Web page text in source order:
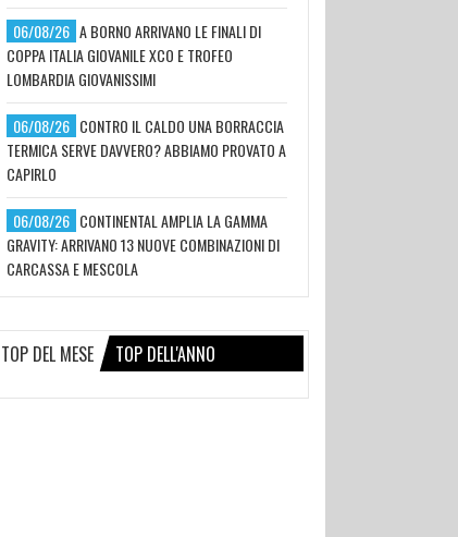
06/08/26 A BORNO ARRIVANO LE FINALI DI
COPPA ITALIA GIOVANILE XCO E TROFEO
LOMBARDIA GIOVANISSIMI
06/08/26 CONTRO IL CALDO UNA BORRACCIA
TERMICA SERVE DAVVERO? ABBIAMO PROVATO A
CAPIRLO
06/08/26 CONTINENTAL AMPLIA LA GAMMA
GRAVITY: ARRIVANO 13 NUOVE COMBINAZIONI DI
CARCASSA E MESCOLA
TOP DEL MESE TOP DELL'ANNO